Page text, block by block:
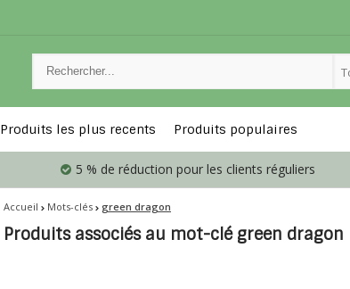
Produits les plus recents Produits populaires
5 % de réduction pour les clients réguliers
Accueil Mots-clés green dragon
Produits associés au mot-clé green dragon